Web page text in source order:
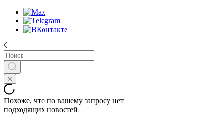
Похоже, что по вашему запросу нет
подходящих новостей